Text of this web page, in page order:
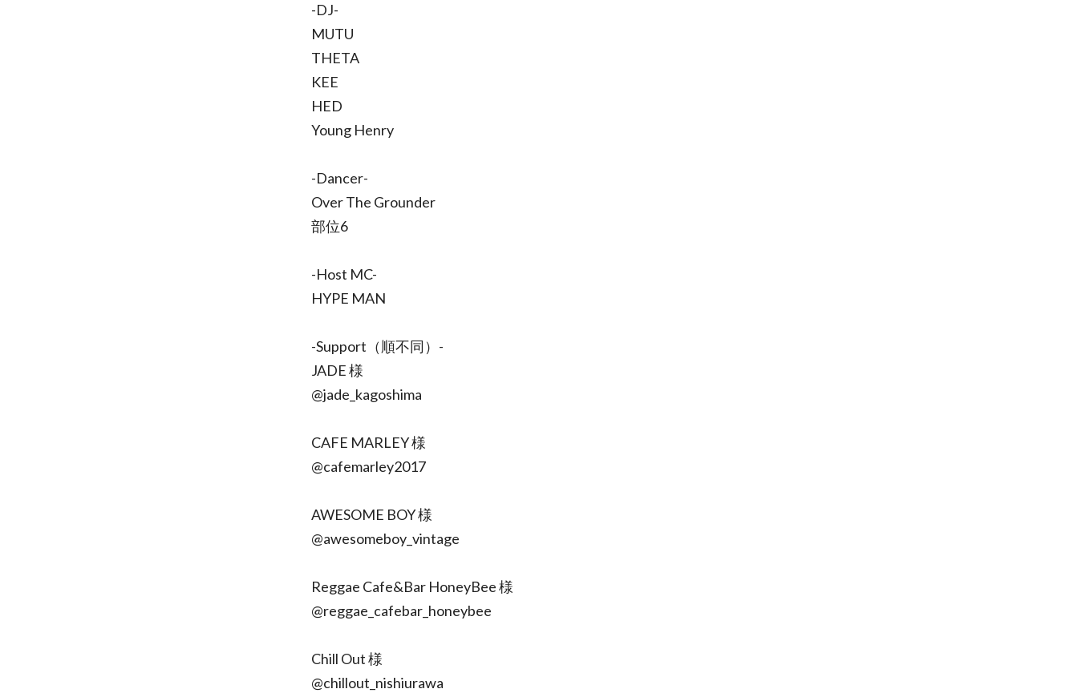
-DJ-
MUTU
THETA
KEE
HED
Young Henry
-Dancer-
Over The Grounder
部位6
-Host MC-
HYPE MAN
-Support（順不同）-
JADE 様
@jade_kagoshima
CAFE MARLEY 様
@cafemarley2017
AWESOME BOY 様
@awesomeboy_vintage
Reggae Cafe&Bar HoneyBee 様
@reggae_cafebar_honeybee
Chill Out 様
@chillout_nishiurawa